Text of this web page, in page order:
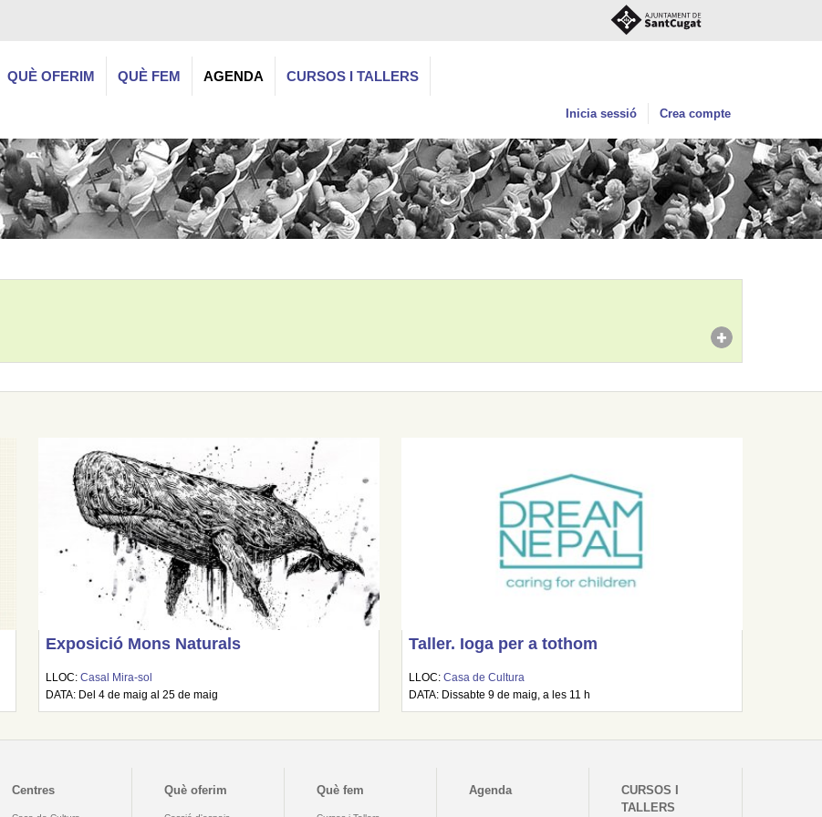
QUÈ OFERIM QUÈ FEM AGENDA CURSOS I TALLERS
Inicia sessió Crea compte
Exposició Mons Naturals
LLOC:Casal Mira-sol
DATA: Del 4 de maig al 25 de maig
Taller. Ioga per a tothom
LLOC:Casa de Cultura
DATA: Dissabte 9 de maig, a les 11 h
Centres Què oferim Què fem Agenda
CURSOS I
TALLERS